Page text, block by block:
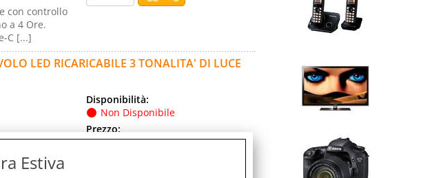
con controllo
a 4 Ore.
C [...]
LED RICARICABILE 3 TONALITA' DI LUCE
Disponibilità:
Non Disponibile
Prezzo:
Evasione Articolo:
Estiva